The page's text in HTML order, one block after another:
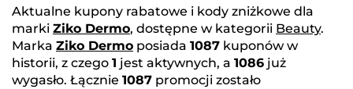
Aktualne kupony rabatowe i kody zniżkowe dla
marki Ziko Dermo, dostępne w kategorii Beauty.
Marka Ziko Dermo posiada 1087 kuponów w
historii, z czego 1 jest aktywnych, a 1086 już
wygasło. Łącznie 1087 promocji zostało